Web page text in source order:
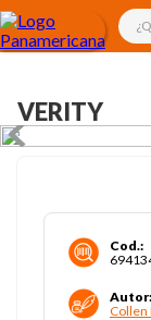
VERITY
Cod.:
Autor:
Collen